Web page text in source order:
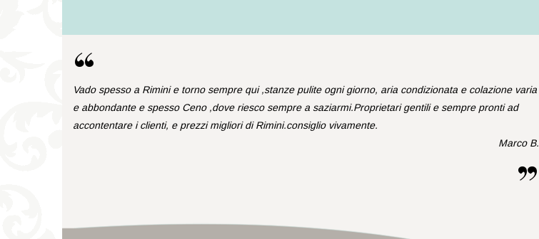
“
Vado spesso a Rimini e torno sempre qui ,stanze pulite ogni giorno, aria condizionata e colazione varia
e abbondante e spesso Ceno ,dove riesco sempre a saziarmi.Proprietari gentili e sempre pronti ad
accontentare i clienti, e prezzi migliori di Rimini.consiglio vivamente.
Marco B.
”